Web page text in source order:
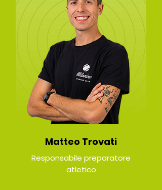
Matteo Trovati
Responsabile preparatore
atletico